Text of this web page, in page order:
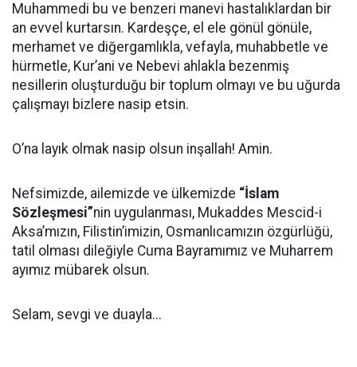
Muhammedi bu ve benzeri manevi hastalıklardan bir
an evvel kurtarsın. Kardeşçe, el ele gönül gönüle,
merhamet ve diğergamlıkla, vefayla, muhabbetle ve
hürmetle, Kur’ani ve Nebevi ahlakla bezenmiş
nesillerin oluşturduğu bir toplum olmayı ve bu uğurda
çalışmayı bizlere nasip etsin.
O’na layık olmak nasip olsun inşallah! Amin.
Nefsimizde, ailemizde ve ülkemizde “İslam
Sözleşmesi”nin uygulanması, Mukaddes Mescid-i
Aksa’mızın, Filistin’imizin, Osmanlıcamızın özgürlüğü,
tatil olması dileğiyle Cuma Bayramımız ve Muharrem
ayımız mübarek olsun.
Selam, sevgi ve duayla...